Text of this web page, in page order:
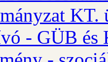
KT.
- GÜB és